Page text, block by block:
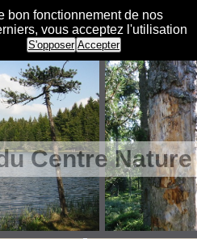
bon fonctionnement de nos
vous acceptez l'utilisation
S'opposer Accepter
Centre